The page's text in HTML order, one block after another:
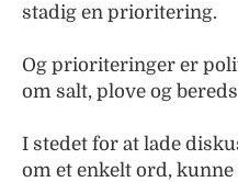
stadig en prioritering.
Og prioriteringer er
om salt, plove og
I stedet for at lade
om et enkelt ord,